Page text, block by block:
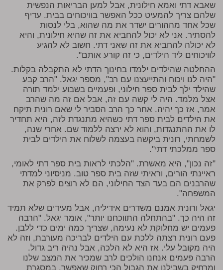
שאבא דתי ואמא חילונית, אבל למען הבריאות הנפשית
שלהם צריך להמעיט ככל האפשר בוויכוחים בבית. עדיף
שכל אחד מההורים ישדר את מה שהוא, בלי לנסות
להסתיר. אני לא יכול להחביא את זה שהיא חילונית, והיא
לא יכולה להחביא את זה שאני דתי. חשוב לא להגיע
לוויכוחים ליד הילדים, כי זה קורע אותם".
ההחלטה שהילדים ילמדו בחינוך הדתי לא התקבלה בקלות.
"היה לנו ויכוח והתייעצנו עם רב", מספר יגאל. "הרב קבע
שהילד ילך לבית ספר חילוני, ופעמיים בשבוע ילמד תורה
אצל מלמד. היה לי קשה עם זה, אבל אם זה מה שהרב
אמר, אז כך יהיה. אחר כך הרב הסביר לי שאם רונית תיקח
את הילדים לבית ספר דתי כשהיא מתנגדת לזה, היא תחדיר
לו את ההתנגדות, והוא לא ירצה ללמוד שם. אחרי שנה,
לשמחתי, רונית ביקשה בעצמה לשלוח את הילדים לבית
ספר ממלכתי דתי".
"זה נכון", היא מאשרת. "הלכתי לראות בית ספר דתי לאומי,
ראיינתי הורים, וראיתי שזה בית ספר טוב. מניסיוני למדתי
שהרבנים הם בעד הצד החילוני, הם לא רוצים לפרק את
המשפחה".
יגאל ורונית אמנם משדרים אידיליה, אבל מעידים שלא תמיד
זה היה כך. "בהתחלה התווכחנו יותר", אומר יגאל. "הרבה
פעמים יש מחלוקת לא נעימה, שצריך כמה ימים כדי ללבן.
פעם רונית רצתה ללכת עם הילדים לבריכה מעורבת, וזה לא
היה מקובל עלי. אז היא לא הלכה, אבל נהיה ריב גדול.
הרבה פעמים אנחנו הולכים לרב שמכיר את המצב שלנו
ומרחיק בשבילנו את הגבול הכי רחוק שאפשר, במסגרת